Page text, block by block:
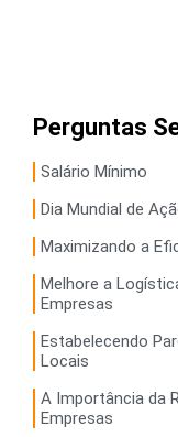
Perguntas
Salário Mínimo
Dia Mundial de
Maximizando a
Melhore a
Empresas
Estabelecendo
Locais
A Importância da
Empresas